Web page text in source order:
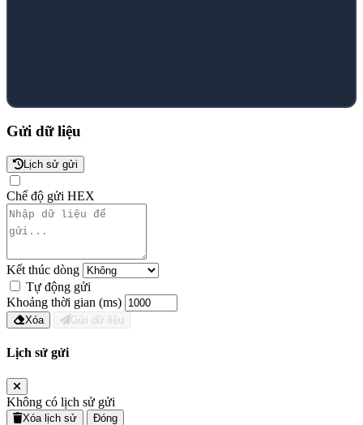
Gửi dữ liệu
Lịch sử gửi
Chế độ gửi HEX
Kết thúc dòng
Tự động gửi
Khoảng thời gian (ms)
Xóa Gửi dữ liệu
Lịch sử gửi
Không có lịch sử gửi
Xóa lịch sử Đóng